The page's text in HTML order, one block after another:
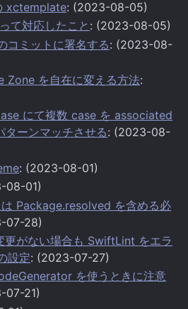
xctemplate: (2023-08-05)
て対応したこと : (2023-08-05)
コミットに署名する: (2023-08-
Zone を自在に変える方法:
にて複数 case を associated
ーンマッチさせる: (2023-08-
: (2023-08-01)
08-01)
Package.resolved を含める必
07-28)
更がない場合も SwiftLint をエラ
設定: (2023-07-27)
を使うときに注意
07-21)